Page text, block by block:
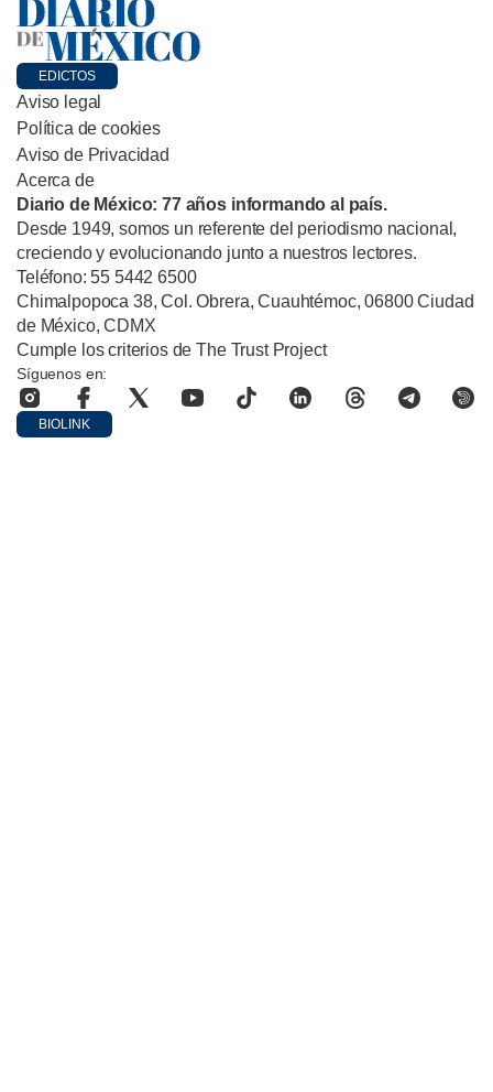
EDICTOS
Aviso legal
Política de cookies
Aviso de Privacidad
Acerca de
Diario de México: 77 años informando al país.
Desde 1949, somos un referente del periodismo nacional,
creciendo y evolucionando junto a nuestros lectores.
Teléfono: 55 5442 6500
Chimalpopoca 38, Col. Obrera, Cuauhtémoc, 06800 Ciudad
de México, CDMX
Cumple los criterios de The Trust Project
Síguenos en:
BIOLINK